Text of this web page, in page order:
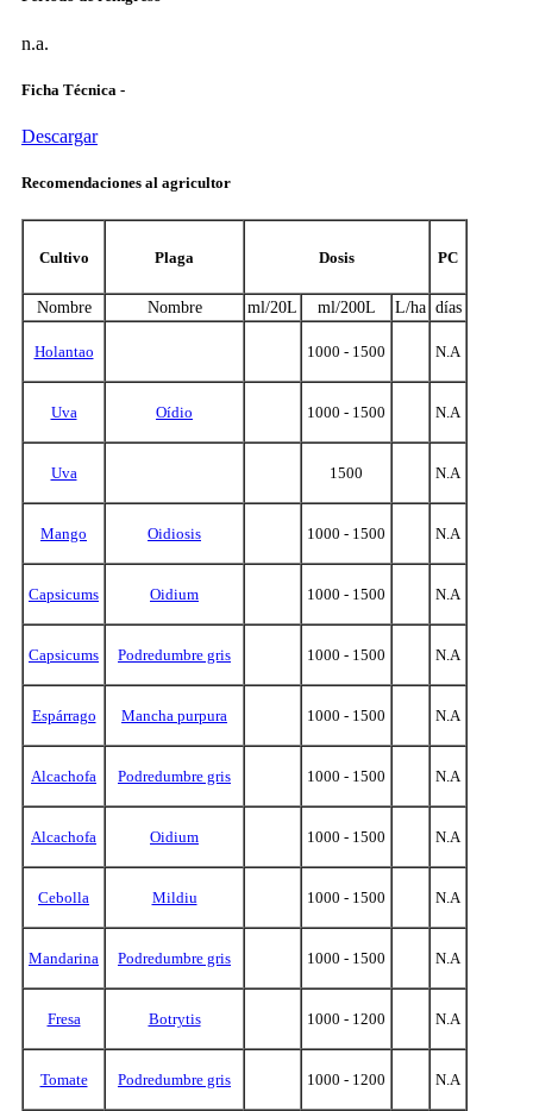
n.a.
Ficha Técnica -
Descargar
Recomendaciones al agricultor
Cultivo Plaga Dosis PC
Nombre Nombre ml/20L ml/200L L/ha días
Holantao 1000 - 1500 N.A
Uva Oídio 1000 - 1500 N.A
Uva 1500 N.A
Mango Oidiosis 1000 - 1500 N.A
Capsicums Oidium 1000 - 1500 N.A
Capsicums Podredumbre gris 1000 - 1500 N.A
Espárrago Mancha purpura 1000 - 1500 N.A
Alcachofa Podredumbre gris 1000 - 1500 N.A
Alcachofa Oidium 1000 - 1500 N.A
Cebolla Mildiu 1000 - 1500 N.A
Mandarina Podredumbre gris 1000 - 1500 N.A
Fresa Botrytis 1000 - 1200 N.A
Tomate Podredumbre gris 1000 - 1200 N.A